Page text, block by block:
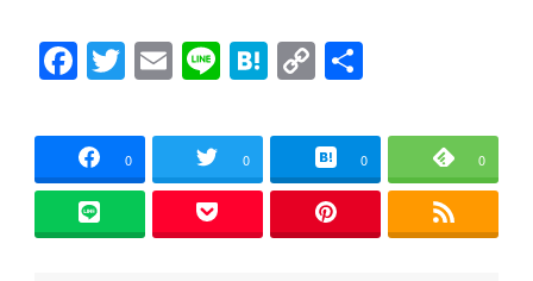
ド
ウ
で
す
F
c
e
b
o
T
tt
er
E
ai
l
Li
e
H
e
n
C
p
y
Li
n
共
0 0 0 0